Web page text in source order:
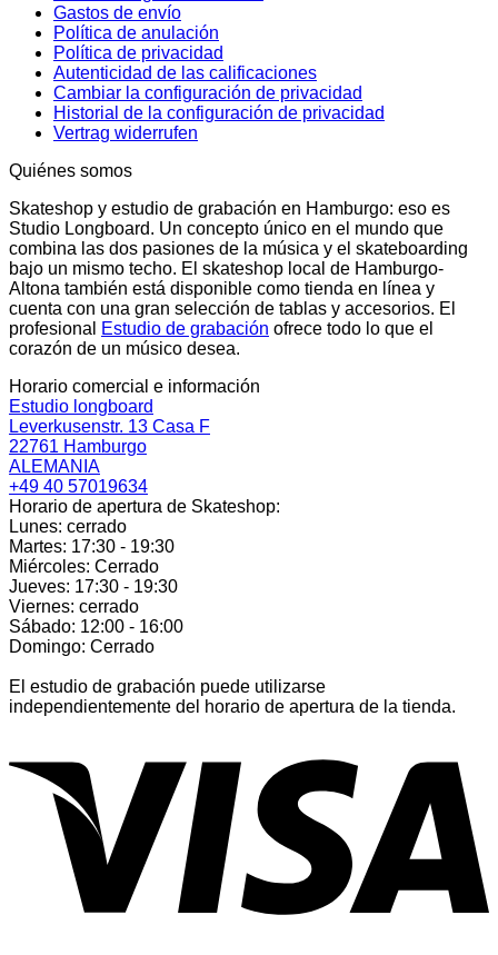
Gastos de envío
Política de anulación
Política de privacidad
Autenticidad de las calificaciones
Cambiar la configuración de privacidad
Historial de la configuración de privacidad
Vertrag widerrufen
Quiénes somos
Skateshop y estudio de grabación en Hamburgo: eso es
Studio Longboard. Un concepto único en el mundo que
combina las dos pasiones de la música y el skateboarding
bajo un mismo techo. El skateshop local de Hamburgo-
Altona también está disponible como tienda en línea y
cuenta con una gran selección de tablas y accesorios. El
profesional
Estudio de grabación ofrece todo lo que el
corazón de un músico desea.
Horario comercial e información
Estudio longboard
Leverkusenstr. 13 Casa F
22761 Hamburgo
ALEMANIA
+49 40 57019634
Horario de apertura de Skateshop:
Lunes: cerrado
Martes: 17:30 - 19:30
Miércoles: Cerrado
Jueves: 17:30 - 19:30
Viernes: cerrado
Sábado: 12:00 - 16:00
Domingo: Cerrado
El estudio de grabación puede utilizarse
independientemente del horario de apertura de la tienda.